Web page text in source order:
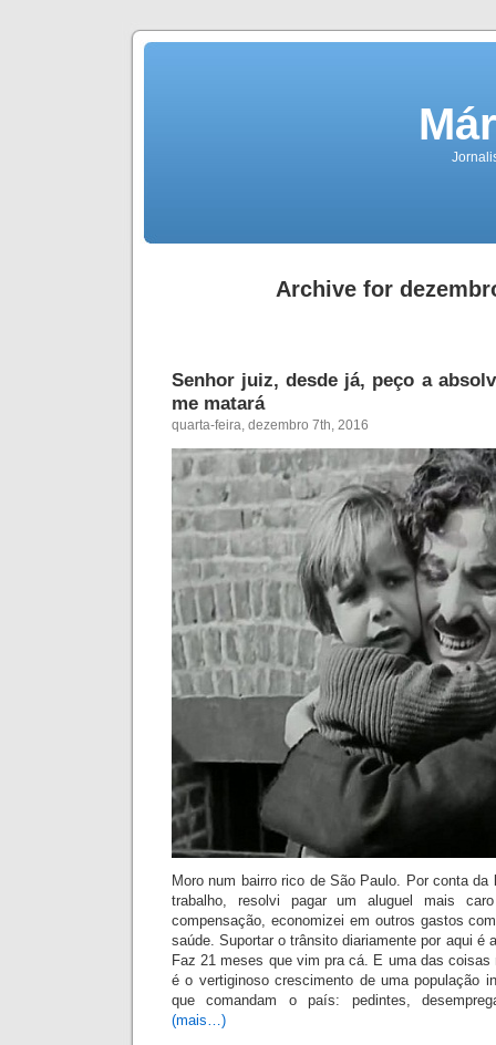
Archive for
Senhor juiz, desde já, peço a
me matará
quarta-feira, dezembro 7th, 2016
Moro num bairro rico de São Paulo. Por conta
trabalho, resolvi pagar um aluguel mais
compensação, economizei em outros gastos
saúde. Suportar o trânsito diariamente por aqui é
Faz 21 meses que vim pra cá. E uma das
é o vertiginoso crescimento de uma população
que comandam o país: pedintes,
(mais…)